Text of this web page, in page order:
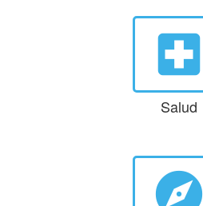
local_hospital
Salud
explore